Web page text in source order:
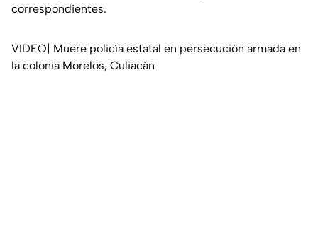
correspondientes.
VIDEO| Muere policía estatal en persecución armada en
la colonia Morelos, Culiacán